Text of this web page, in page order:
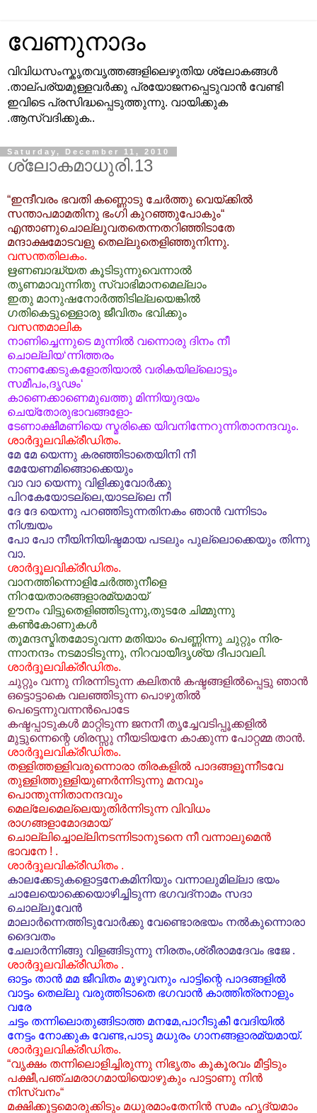
വേണുനാദം
വിവിധസംസ്കൃതവൃത്തങ്ങളിലെഴുതിയ ശ്ലോകങ്ങള്‍
.താല്പര്യമുള്ളവര്‍ക്കു പ്രയോജനപ്പെടുവാന്‍ വേണ്ടി
ഇവിടെ പ്രസിദ്ധപ്പെടുത്തുന്നു. വായിക്കുക
.ആസ്വദിക്കുക..
Saturday, December 11, 2010
ശ്ലോകമാധുരി.13
“ഇന്ദീവരം ഭവതി കണ്ണൊടു ചേര്‍ത്തു വെയ്ക്കില്‍
സന്താപമാമതിനു ഭംഗി കുറഞ്ഞുപോകും“
എന്താണുചൊല്ലുവതതെന്നതറിഞ്ഞിടാതേ
മന്ദാക്ഷമോടവളു തെല്ലുതെളിഞ്ഞുനിന്നു.
വസന്തതിലകം.
ഋണബാദ്ധ്യത കൂടിടുന്നുവെന്നാല്‍
തൃണമാവുന്നിതു സ്വാഭിമാനമെല്ലാം
ഇതു മാനുഷനോര്‍ത്തിടില്ലയെങ്കില്‍
ഗതികെട്ടുള്ളൊരു ജീവിതം ഭവിക്കും
വസന്തമാലിക
നാണിച്ചെന്നുടെ മുന്നില്‍ വന്നൊരു ദിനം നീ
ചൊല്ലിയ‘ന്നിത്തരം
നാണക്കേടുകളോതിയാല്‍ വരികയില്ലൊട്ടും
സമീപം,ദൃഢം‘
കാണെക്കാണെമുഖത്തു മിന്നിയുദയം
ചെയ്തോരുഭാവങ്ങളോ-
ടേണാക്ഷീമണിയെ സ്മരിക്കെ യിവനിന്നേറുന്നിതാനന്ദവും.
ശാര്‍ദ്ദൂലവിക്രീഡിതം.
മേ മേ യെന്നു കരഞ്ഞിടാതെയിനി നീ
മേയേണമിങ്ങൊക്കെയും
വാ വാ യെന്നു വിളിക്കുവോര്‍ക്കു
പിറകേയോടല്ലെ,യാടല്ലെ നീ
ദേ ദേ യെന്നു പറഞ്ഞിടുന്നതിനകം ഞാന്‍ വന്നിടാം
നിശ്ചയം
പോ പോ നീയിനിയിഷ്ടമായ പടലും പുല്ലൊക്കെയും തിന്നു
വാ.
ശാര്‍ദ്ദൂലവിക്രീഡിതം.
വാനത്തിന്നൊളിചേര്‍ത്തുനീളെ
നിറയേതാരങ്ങളാരമ്യമായ്
ഊനം വിട്ടുതെളിഞ്ഞിടുന്നു,തുടരേ ചിമ്മുന്നു
കണ്‍കോണുകള്‍
തൂമന്ദസ്മിതമോടുവന്ന മതിയാം പെണ്ണിന്നു ചുറ്റും നിര-
ന്നാനന്ദം നടമാടിടുന്നു, നിറവായീദൃശ്യ ദീപാവലി.
ശാര്‍ദ്ദൂലവിക്രീഡിതം.
ചുറ്റും വന്നു നിരന്നിടുന്ന കലിതന്‍ കഷ്ടങ്ങളില്‍പ്പെട്ടു ഞാന്‍
ഒട്ടൊട്ടാകെ വലഞ്ഞിടുന്ന പൊഴുതില്‍
പെട്ടെന്നുവന്നന്‍പൊടേ
കഷ്ടപ്പാടുകള്‍ മാറ്റിടുന്ന ജനനീ തൃച്ചേവടിപ്പൂക്കളില്‍
മുട്ടുന്നെന്റെ ശിരസ്സു നീയടിയനേ കാക്കുന്ന പോറ്റമ്മ താന്‍.
ശാര്‍ദ്ദൂലവിക്രീഡിതം.
തള്ളിത്തള്ളിവരുന്നൊരാ തിരകളില്‍ പാദങ്ങളൂന്നീടവേ
തുള്ളിത്തുള്ളിയുണര്‍ന്നിടുന്നു മനവും
പൊന്തുന്നിതാനന്ദവും
മെല്ലേമെല്ലെയുതിര്‍ന്നിടുന്ന വിവിധം
രാഗങ്ങളാമോദമായ്
ചൊല്ലിച്ചൊല്ലിനടന്നിടാനുടനെ നീ വന്നാലുമെന്‍
ഭാവനേ ! .
ശാര്‍ദ്ദൂലവിക്രീഡിതം .
കാലക്കേടുകളൊട്ടനേകമിനിയും വന്നാലുമില്ലാ ഭയം
ചാലേയൊക്കെയൊഴിച്ചിടുന്ന ഭഗവദ്നാമം സദാ
ചൊല്ലുവേന്‍
മാലാര്‍ന്നെത്തിടുവോര്‍ക്കു വേണ്ടൊരഭയം നല്‍കുന്നൊരാ
ദൈവതം
ചേലാര്‍ന്നിങ്ങു വിളങ്ങിടുന്നു നിരതം,ശ്രീരാമദേവം ഭജേ .
ശാര്‍ദ്ദൂലവിക്രീഡിതം .
ഓട്ടം താന്‍ മമ ജീവിതം മുഴുവനും പാട്ടിന്റെ പാദങ്ങളില്‍
വാട്ടം തെല്ലു വരുത്തിടാതെ ഭഗവാന്‍ കാത്തിത്രനാളും
വരേ
ചട്ടം തന്നിലൊതുങ്ങിടാത്ത മനമേ,പാറീടുകീ വേദിയില്‍
നേട്ടം നോക്കുക വേണ്ട,പാടു മധുരം ഗാനങ്ങളാരമ്യമായ്.
ശാര്‍ദ്ദൂലവിക്രീഡിതം.
“വൃക്ഷം തന്നിലൊളിച്ചിരുന്നു നിഭൃതം കൂകൂരവം മീട്ടിടും
പക്ഷീ,പഞ്ചമരാഗമായിയൊഴുകും പാട്ടാണു നിന്‍
നിസ്വനം“
മക്ഷിക്കൂട്ടമൊരുക്കിടും മധുരമാംതേനിന്‍ സമം ഹൃദ്യമാം